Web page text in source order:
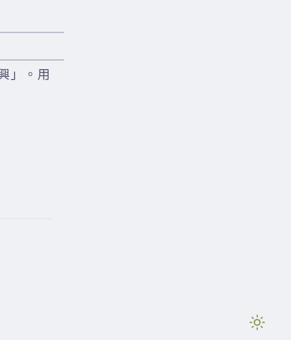
」。用